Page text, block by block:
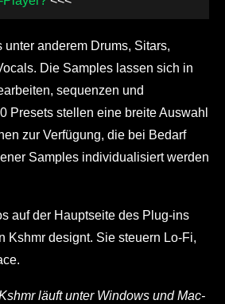
anderem Drums, Sitars,
Die Samples lassen sich in
sequenzen und
Presets stellen eine breite Auswahl
zur Verfügung, die bei Bedarf
Samples individualisiert werden
auf der Hauptseite des Plug-ins
Kshmr designt. Sie steuern Lo-Fi,
läuft unter Windows und Mac-